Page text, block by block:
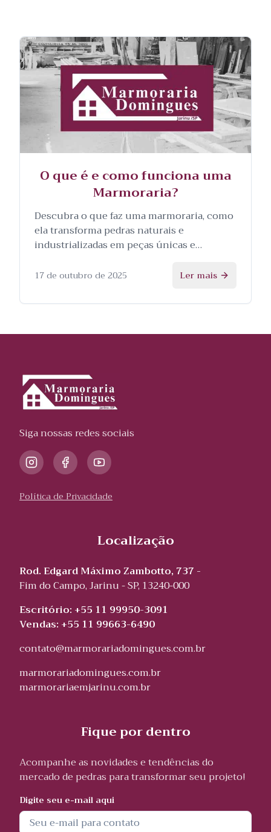
O que é e como funciona uma
Marmoraria?
Descubra o que faz uma marmoraria, como
ela transforma pedras naturais e
industrializadas em peças únicas e
processo.
17 de outubro de 2025 Ler mais
Siga nossas redes sociais
Política de Privacidade
Localização
Rod. Edgard Máximo Zambotto, 737 -
Fim do Campo, Jarinu - SP, 13240-000
Escritório: +55 11 99950-3091
Vendas: +55 11 99663-6490
contato@marmorariadomingues.com.br
marmorariadomingues.com.br
marmorariaemjarinu.com.br
Fique por dentro
Acompanhe as novidades e tendências do
mercado de pedras para transformar seu projeto!
Digite seu e-mail aqui